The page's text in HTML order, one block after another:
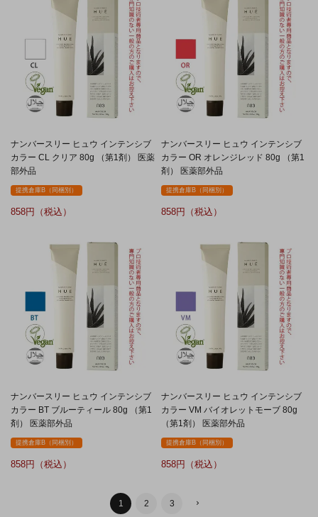
ナンバースリー ヒュウ インテンシブ
カラー CL クリア 80g （第1剤） 医薬
部外品
提携倉庫B（同梱別）
858
ナンバースリー ヒュウ インテンシブ
カラー OR オレンジレッド 80g （第1
剤） 医薬部外品
提携倉庫B（同梱別）
858
ナンバースリー ヒュウ インテンシブ
カラー BT ブルーティール 80g （第1
剤） 医薬部外品
提携倉庫B（同梱別）
858
ナンバースリー ヒュウ インテンシブ
カラー VM バイオレットモーブ 80g
（第1剤） 医薬部外品
提携倉庫B（同梱別）
858
1 2 3